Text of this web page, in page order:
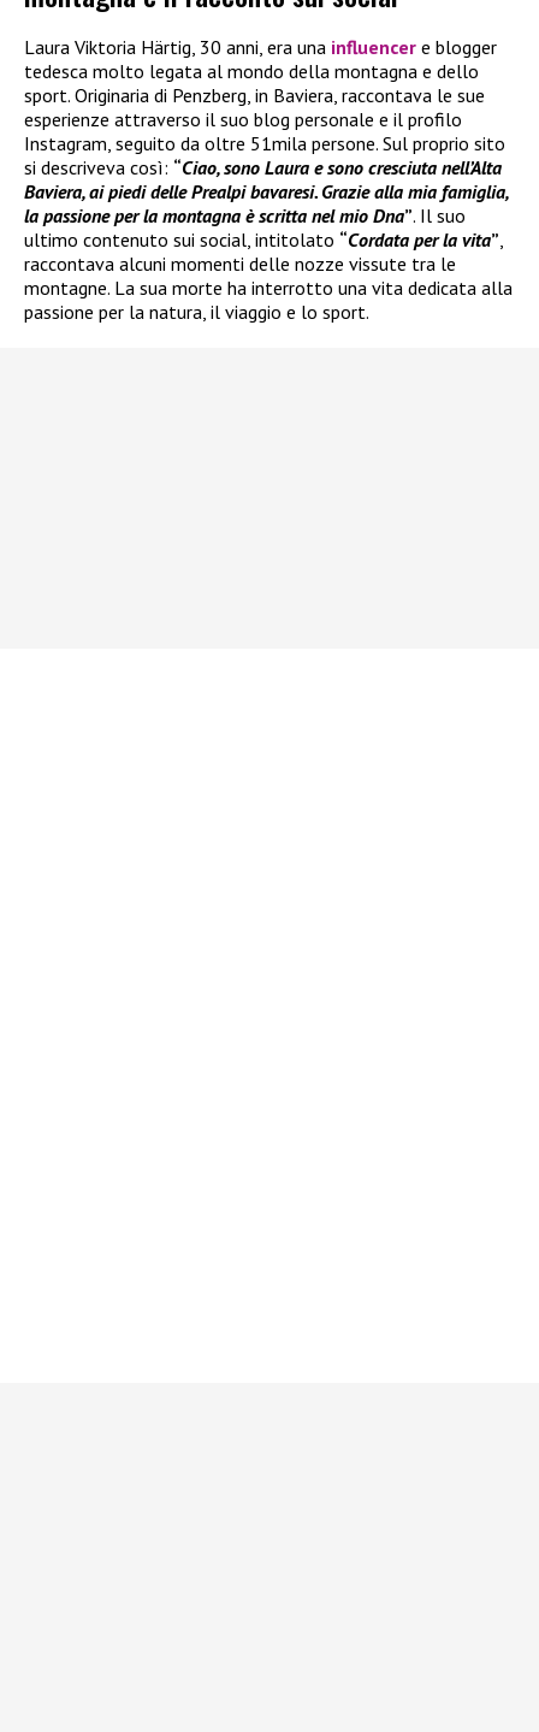
Laura Viktoria Härtig, 30 anni, era una influencer e blogger
tedesca molto legata al mondo della montagna e dello
sport. Originaria di Penzberg, in Baviera, raccontava le sue
esperienze attraverso il suo blog personale e il profilo
Instagram, seguito da oltre 51mila persone. Sul proprio sito
si descriveva così: “Ciao, sono Laura e sono cresciuta nell’Alta
Baviera, ai piedi delle Prealpi bavaresi. Grazie alla mia famiglia,
la passione per la montagna è scritta nel mio Dna”. Il suo
ultimo contenuto sui social, intitolato “Cordata per la vita”,
raccontava alcuni momenti delle nozze vissute tra le
montagne. La sua morte ha interrotto una vita dedicata alla
passione per la natura, il viaggio e lo sport.